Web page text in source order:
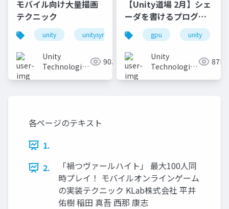
モバイル向け大量描画
テクニック
unity unitysync
Unity
Technologies
90.2K
【Unity道場 2月】シェ
ーダを書けるプログラ
マになろう
gpu unity
Unity
Technologies
87K
各ページのテキスト
1.
2.
「禍つヴァールハイト」 最大100人同
時プレイ！ モバイルオンラインゲーム
の実装テクニック KLab株式会社 平井
佑樹 稲田 真吾 西那 康志